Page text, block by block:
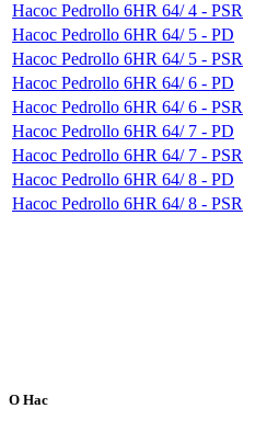
Насос Pedrollo 6HR 64/ 4 - PSR
Насос Pedrollo 6HR 64/ 5 - PD
Насос Pedrollo 6HR 64/ 5 - PSR
Насос Pedrollo 6HR 64/ 6 - PD
Насос Pedrollo 6HR 64/ 6 - PSR
Насос Pedrollo 6HR 64/ 7 - PD
Насос Pedrollo 6HR 64/ 7 - PSR
Насос Pedrollo 6HR 64/ 8 - PD
Насос Pedrollo 6HR 64/ 8 - PSR
О Нас